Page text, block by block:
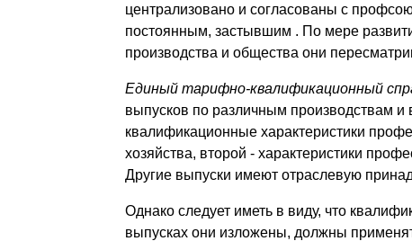
централизовано и согласованы с
постоянным, застывшим . По мере
производства и общества они
Единый тарифно-квалификационный
выпусков по различным производствам
квалификационные характеристики
хозяйства, второй - характеристики
Другие выпуски имеют отраслевую
Однако следует иметь в виду, что
выпусках они изложены, должны